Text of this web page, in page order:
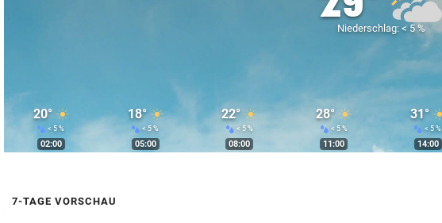
Niederschlag: < 5 %
20°
< 5 %
02:00
18°
< 5 %
05:00
22°
< 5 %
08:00
28°
< 5 %
11:00
31°
< 5 %
14:00
7-TAGE VORSCHAU